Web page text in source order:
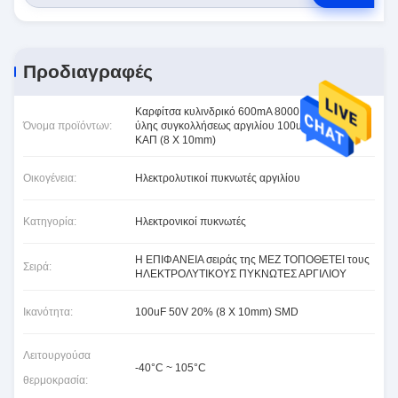
Προδιαγραφές
Όνομα προϊόντων:
Καρφίτσα κυλινδρικό 600mA 8000 ωρ. 105°C T/R
ύλης συγκολλήσεως αργιλίου 100uF 35V 20%
ΚΑΠ (8 X 10mm)
Οικογένεια: Ηλεκτρολυτικοί πυκνωτές αργιλίου
Κατηγορία: Ηλεκτρονικοί πυκνωτές
Σειρά:
Η ΕΠΙΦΑΝΕΙΑ σειράς της MEZ ΤΟΠΟΘΕΤΕΙ τους
ΗΛΕΚΤΡΟΛΥΤΙΚΟΥΣ ΠΥΚΝΩΤΕΣ ΑΡΓΙΛΙΟΥ
Ικανότητα: 100uF 50V 20% (8 X 10mm) SMD
Λειτουργούσα
θερμοκρασία:
-40°C ~ 105°C